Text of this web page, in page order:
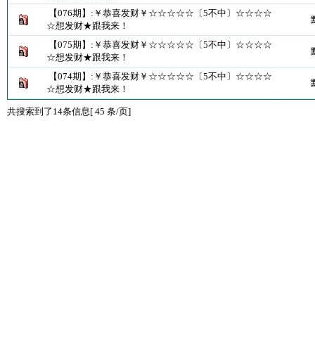
【076期】:￥恭喜发财￥☆☆☆☆☆〔5不中〕☆☆☆☆
☆想发财★跟我来！
【075期】:￥恭喜发财￥☆☆☆☆☆〔5不中〕☆☆☆☆
☆想发财★跟我来！
【074期】:￥恭喜发财￥☆☆☆☆☆〔5不中〕☆☆☆☆
☆想发财★跟我来！
共搜索到了14条信息[ 45 条/页]